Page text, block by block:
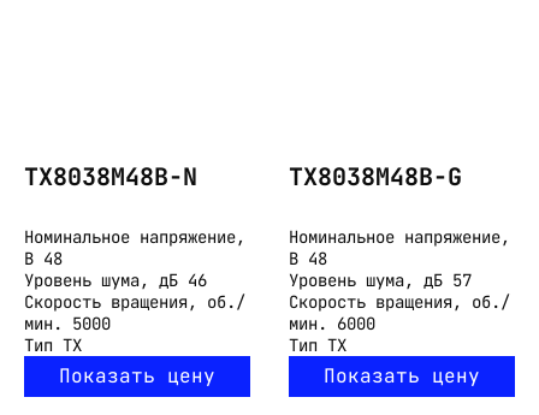
TX8038M48B-N
Номинальное напряжение,
В 48
Уровень шума, дБ 46
Скорость вращения, об./
мин.
5000
Тип TX
Показать цену
TX8038M48B-G
Номинальное напряжение,
В 48
Уровень шума, дБ 57
Скорость вращения, об./
мин.
6000
Тип TX
Показать цену